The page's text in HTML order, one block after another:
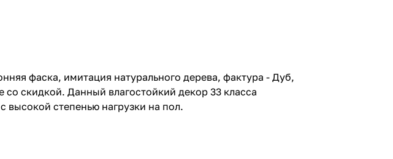
фаска, имитация натурального дерева, фактура - Дуб,
скидкой. Данный влагостойкий декор 33 класса
степенью нагрузки на пол.